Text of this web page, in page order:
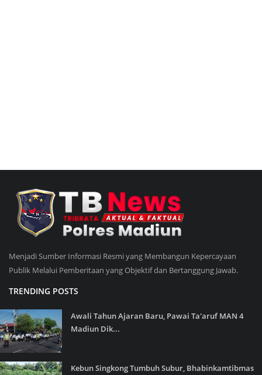
Menjadi Sumber Informasi Resmi yang Membangun Kepercayaan
Publik Melalui Pemberitaan yang Objektif dan Bertanggung Jawab.
TRENDING POSTS
Awali Tahun Ajaran Baru, Pawai Ta'aruf MAN 4
Madiun Dik...
Kebun Singkong Tumbuh Subur, Bhabinkamtibmas